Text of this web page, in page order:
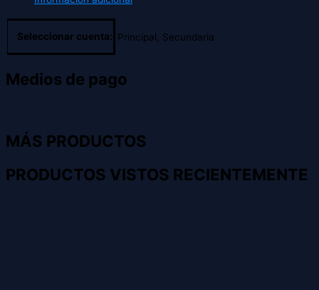
Seleccionar cuenta: Principal, Secundaria
Medios de pago
MÁS PRODUCTOS
PRODUCTOS VISTOS RECIENTEMENTE